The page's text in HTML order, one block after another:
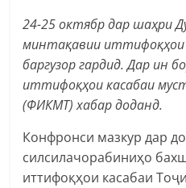
24-25 октябр дар шаҳри
минтақавии иттифоқҳои
баргузор гардид. Дар ин
иттифоқҳои касабаи
(ФИКМТ) хабар доданд.
Конфронси мазкур дар
силсилачорабиниҳо
иттифоқҳои касабаи